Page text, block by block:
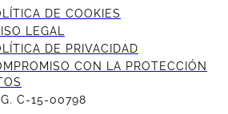
DE COOKIES
LEGAL
DE PRIVACIDAD
CON LA PROTECCIÓN
C-15-00798